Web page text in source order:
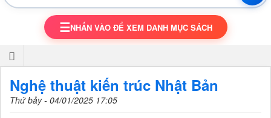
TOGGLE NAVIGATION
☰NHẤN VÀO ĐỂ XEM DANH MỤC SÁCH
Nghệ thuật kiến trúc Nhật Bản
Thứ bảy - 04/01/2025 17:05